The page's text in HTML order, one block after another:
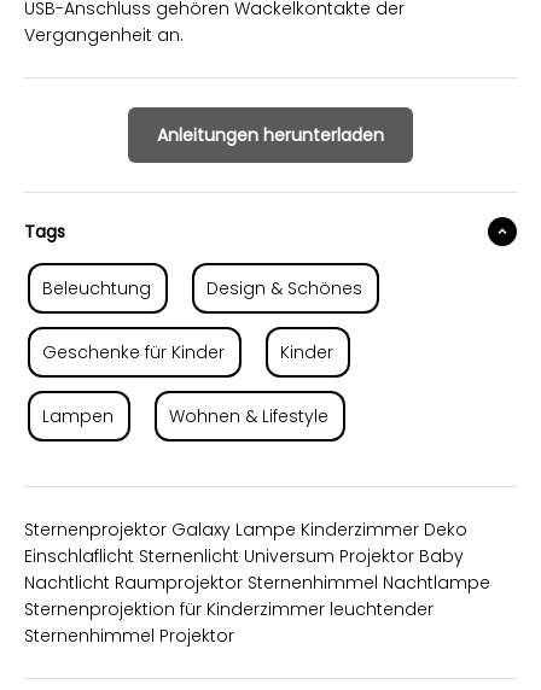
USB-Anschluss gehören Wackelkontakte der
Vergangenheit an.
Anleitungen herunterladen
Tags
Beleuchtung Design & Schönes
Geschenke für Kinder Kinder
Lampen Wohnen & Lifestyle
Sternenprojektor Galaxy Lampe Kinderzimmer Deko
Einschlaflicht Sternenlicht Universum Projektor Baby
Nachtlicht Raumprojektor Sternenhimmel Nachtlampe
Sternenprojektion für Kinderzimmer leuchtender
Sternenhimmel Projektor